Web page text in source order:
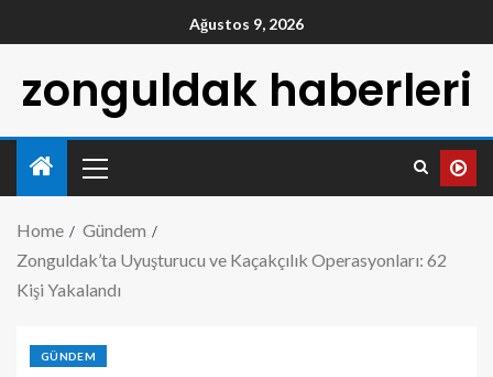
Ağustos 9, 2026
zonguldak haberleri
Home
Gündem
Zonguldak’ta Uyuşturucu ve Kaçakçılık Operasyonları: 62
Kişi Yakalandı
GÜNDEM